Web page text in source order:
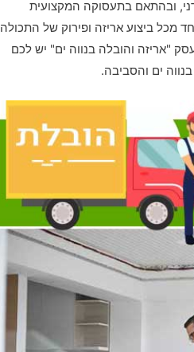
ובהתאם בתעסוקה המקצועית
ביצוע אריזה ופירוק של התכולה
"אריזה והובלה בנווה ים" יש לכם
ים והסביבה.